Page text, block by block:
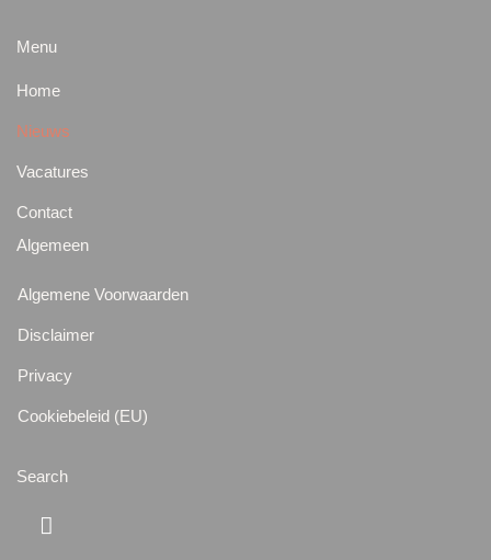
Menu
Home
Nieuws
Vacatures
Contact
Algemeen
Algemene Voorwaarden
Disclaimer
Privacy
Cookiebeleid (EU)
Search